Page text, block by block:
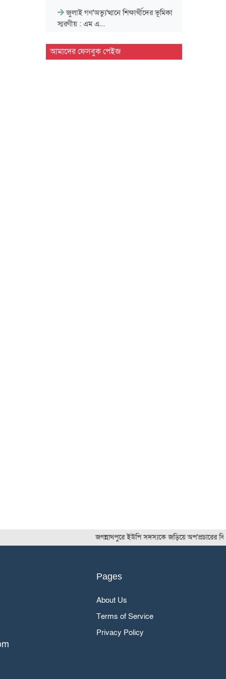
জুলাই গণ'অভ্যু'ত্থানে শিক্ষার্থীদের ভূমিকা
স্মরণীয় : এম এ…
সিলেট প্রেসক্লাবে জুলাই গণ-অভ্যুত্থান
দিবসের আলোচনা সভা
আমাদের ফেসবুক পেইজ
জগন্নাথপুরে ইউপি সদস্যকে জড়িয়ে অপ'প্রচারের বি'রুদ্ধে
Pages
About Us
Terms of Service
Privacy Policy